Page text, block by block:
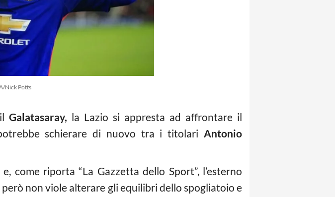
Nick Potts
Galatasaray, la Lazio si appresta ad affrontare il
schierare di nuovo tra i titolari Antonio
riporta “La Gazzetta dello Sport”, l’esterno
non viole alterare gli equilibri dello spogliatoio e